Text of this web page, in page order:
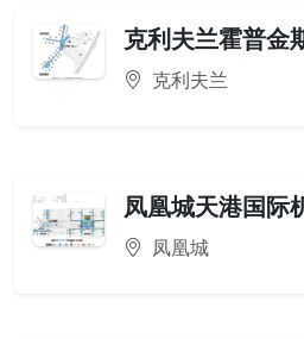
克利夫兰霍普金
克利夫兰
凤凰城天港国际
凤凰城